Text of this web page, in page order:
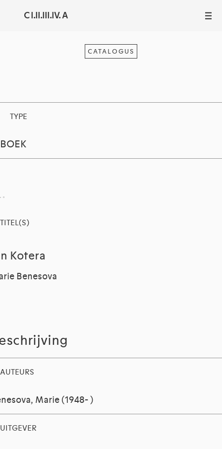
C I.II.III.IV. A III
CATALOGUS
TYPE
BOEK
TITEL(S)
Kotera
Benesova
AUTEURS
Marie (1948- )
UITGEVER